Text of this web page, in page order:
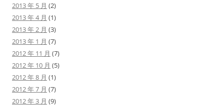
2013 年 5 月 (2)
2013 年 4 月 (1)
2013 年 2 月 (3)
2013 年 1 月 (7)
2012 年 11 月 (7)
2012 年 10 月 (5)
2012 年 8 月 (1)
2012 年 7 月 (7)
2012 年 3 月 (9)